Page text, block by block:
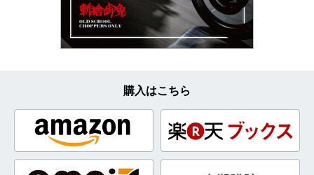
購入はこちら